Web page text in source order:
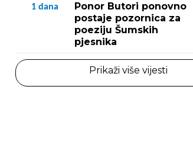
1 dana
Ponor Butori ponovno
postaje pozornica za
poeziju Šumskih
pjesnika
Prikaži više vijesti